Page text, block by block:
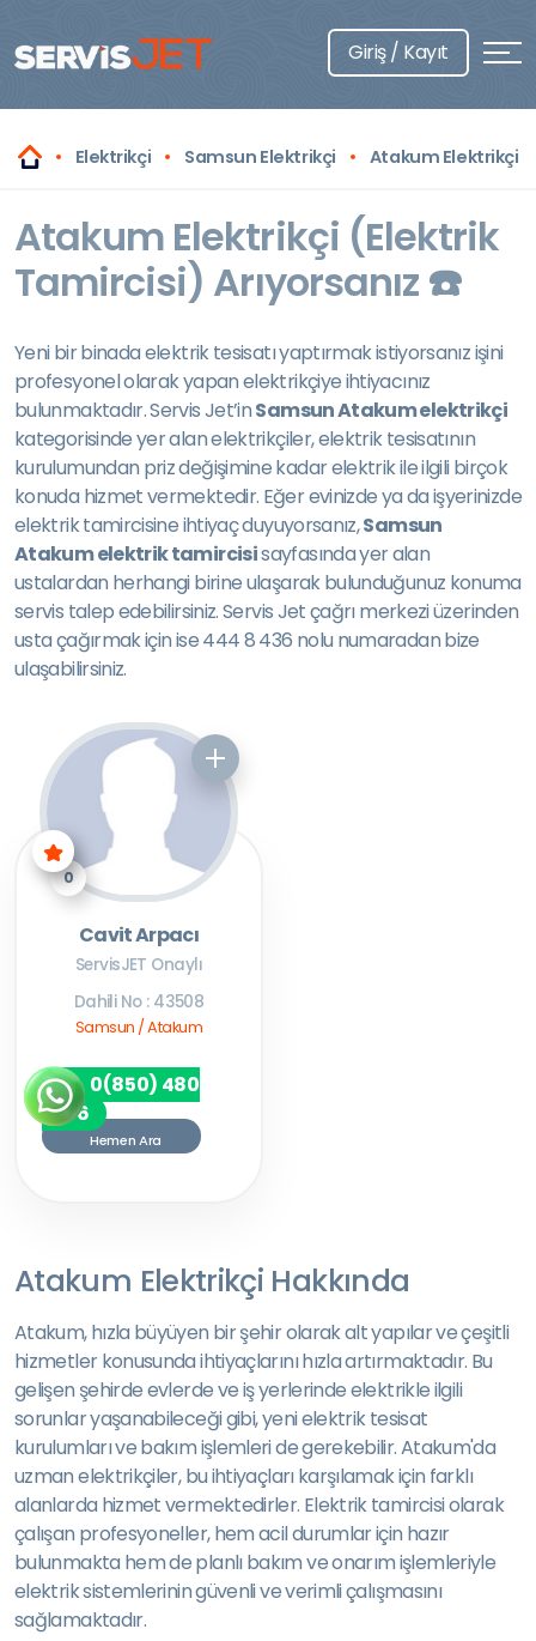
Giriş / Kayıt
Elektrikçi Samsun Elektrikçi Atakum Elektrikçi
Atakum Elektrikçi (Elektrik
Tamircisi) Arıyorsanız ☎️
Yeni bir binada elektrik tesisatı yaptırmak istiyorsanız işini
profesyonel olarak yapan elektrikçiye ihtiyacınız
bulunmaktadır. Servis Jet’inSamsun Atakum elektrikçi
kategorisinde yer alan elektrikçiler, elektrik tesisatının
kurulumundan priz değişimine kadar elektrik ile ilgili birçok
konuda hizmet vermektedir. Eğer evinizde ya da işyerinizde
elektrik tamircisine ihtiyaç duyuyorsanız,Samsun
Atakum elektrik tamircisisayfasında yer alan
ustalardan herhangi birine ulaşarak bulunduğunuz konuma
servis talep edebilirsiniz. Servis Jet çağrı merkezi üzerinden
usta çağırmak için ise 444 8 436 nolu numaradan bize
ulaşabilirsiniz.
0
Cavit Arpacı
ServisJET Onaylı
Dahili No : 43508
Samsun / Atakum
0(850) 480
7256
Hemen Ara
Atakum Elektrikçi Hakkında
Atakum, hızla büyüyen bir şehir olarak alt yapılar ve çeşitli
hizmetler konusunda ihtiyaçlarını hızla artırmaktadır. Bu
gelişen şehirde evlerde ve iş yerlerinde elektrikle ilgili
sorunlar yaşanabileceği gibi, yeni elektrik tesisat
kurulumları ve bakım işlemleri de gerekebilir. Atakum'da
uzman elektrikçiler, bu ihtiyaçları karşılamak için farklı
alanlarda hizmet vermektedirler. Elektrik tamircisi olarak
çalışan profesyoneller, hem acil durumlar için hazır
bulunmakta hem de planlı bakım ve onarım işlemleriyle
elektrik sistemlerinin güvenli ve verimli çalışmasını
sağlamaktadır.